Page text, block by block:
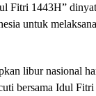
Fitri 1443H”
untuk
libur nasional
bersama Idul